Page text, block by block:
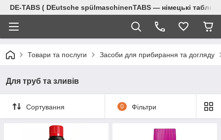
DE-TABS ( DEutsche spülmaschinenTABS ― німецькі
Товари та послуги Засоби для прибирання та догляду
Для труб та зливів
Сортування 0 Фільтри